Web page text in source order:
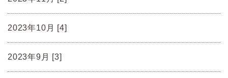
2023年10月 [4]
2023年9月 [3]